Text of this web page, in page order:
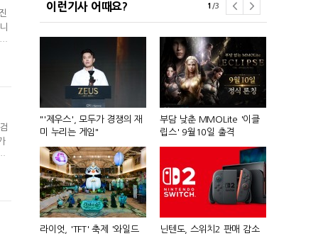
이런기사 어때요? 1 /3
"'제우스', 모두가 경쟁의 재
미 누리는 게임"
부담 낮춘 MMOLite '이클
립스' 9월10일 출격
라이엇, 'TFT' 축제 '와일드
닌텐도, 스위치2 판매 감소